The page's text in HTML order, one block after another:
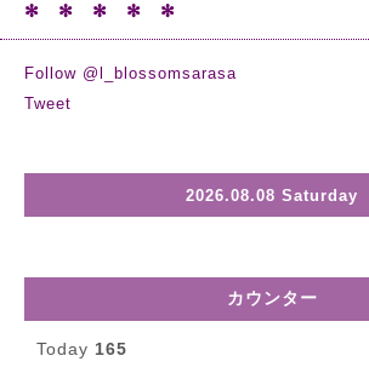
✻ ✻ ✻ ✻ ✻
Follow @l_blossomsarasa
Tweet
2026.08.08 Saturday
カウンター
Today 165